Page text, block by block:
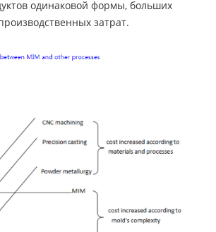
одинаковой формы, больших
затрат.